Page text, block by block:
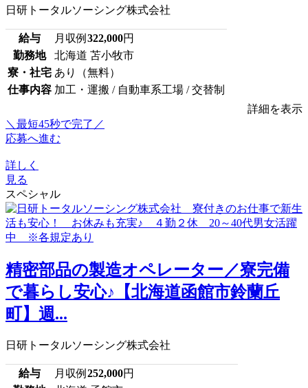
日研トータルソーシング株式会社
給与 月収例 322,000円
勤務地
北海道 苫小牧市
寮・社宅 あり（無料）
仕事内容 加工・運搬 / 自動車系工場 / 交替制
詳細を表示
＼最短45秒で完了／
応募へ進む
詳しく
見る
スペシャル
精密部品の製造オペレーター／寮完備
で暮らし安心♪【北海道函館市鈴蘭丘
町】週...
日研トータルソーシング株式会社
給与 月収例 252,000円